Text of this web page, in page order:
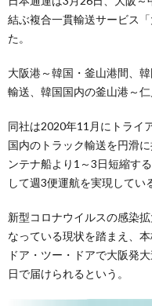
結ぶ複合一貫輸送サービス
た。
大阪港～韓国・釜山港間、
輸送、韓国国内の釜山港～
同社は2020年11月にトライ
国内のトラック輸送を円滑
ンテナ船より1～3日短縮す
して週3便運航を実現してい
新型コロナウイルスの感染
なっている現状を踏まえ、
ドア・ツー・ドアで大阪発
日で届けられるという。